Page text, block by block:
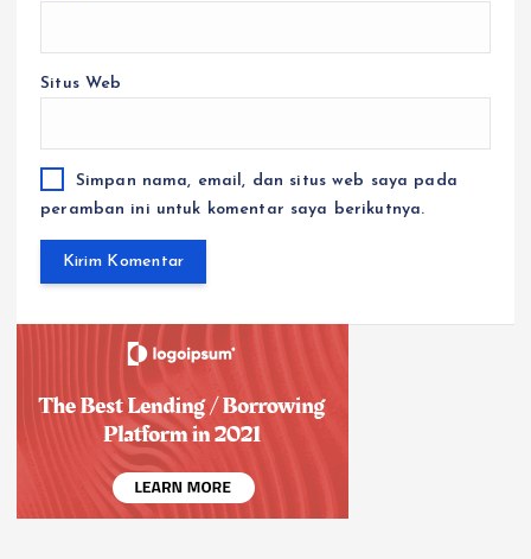
Situs Web
Simpan nama, email, dan situs web saya pada
peramban ini untuk komentar saya berikutnya.